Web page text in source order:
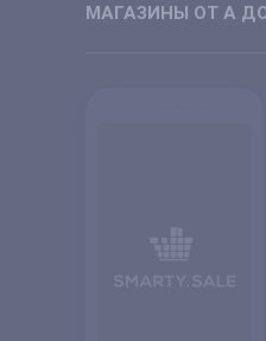
МАГАЗИНЫ ОТ А